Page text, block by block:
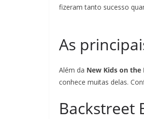
fizeram tanto sucesso
As
Além da New Kids on the
conhece muitas delas.
Backstreet